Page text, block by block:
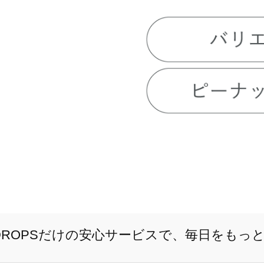
だけの安心サービスで、毎日をもっ